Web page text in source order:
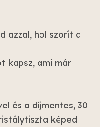
azzal, hol szorít a
kapsz, ami már
és a díjmentes, 30-
képed